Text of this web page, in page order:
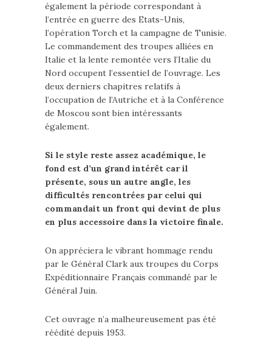
également la période correspondant à
l’entrée en guerre des Etats-Unis,
l’opération Torch et la campagne de Tunisie.
Le commandement des troupes alliées en
Italie et la lente remontée vers l’Italie du
Nord occupent l’essentiel de l’ouvrage. Les
deux derniers chapitres relatifs à
l’occupation de l’Autriche et à la Conférence
de Moscou sont bien intéressants
également.
Si le style reste assez académique, le
fond est d’un grand intérêt car il
présente, sous un autre angle, les
difficultés rencontrées par celui qui
commandait un front qui devint de plus
en plus accessoire dans la victoire finale.
On appréciera le vibrant hommage rendu
par le Général Clark aux troupes du Corps
Expéditionnaire Français commandé par le
Général Juin.
Cet ouvrage n’a malheureusement pas été
réédité depuis 1953.